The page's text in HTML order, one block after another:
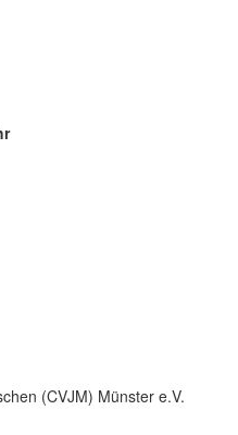
(CVJM) Münster e.V.